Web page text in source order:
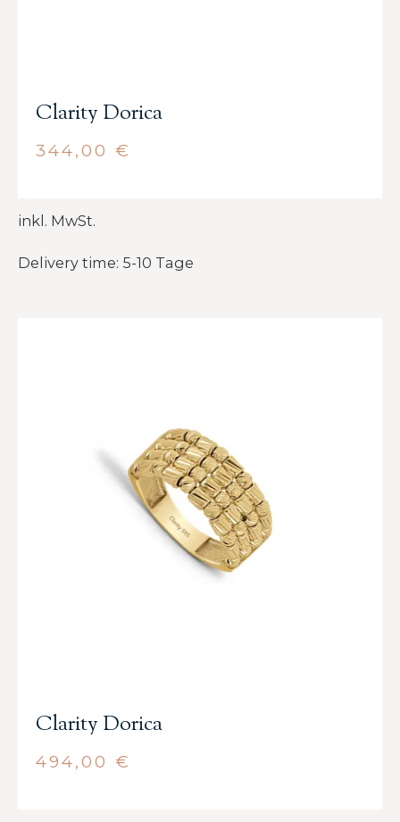
Clarity Dorica
344,00 €
inkl. MwSt.
Delivery time: 5-10 Tage
Clarity Dorica
494,00 €